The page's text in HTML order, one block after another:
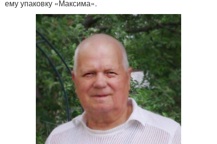
ему упаковку «Максима».